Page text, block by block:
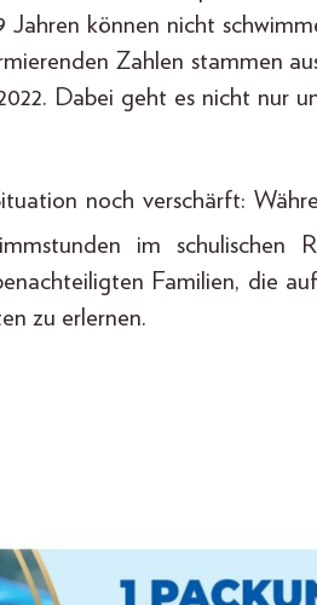
Jahren können nicht
Zahlen stammen
Dabei geht es nicht nur
noch verschärft:
im schulischen
Familien, die
zu erlernen.